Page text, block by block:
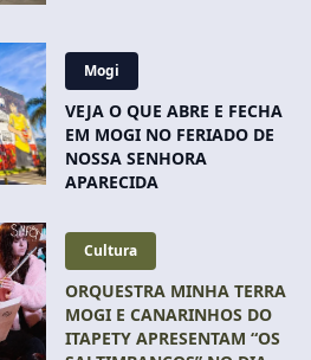
Mogi
VEJA O QUE ABRE E FECHA
EM MOGI NO FERIADO DE
NOSSA SENHORA
APARECIDA
Cultura
ORQUESTRA MINHA TERRA
MOGI E CANARINHOS DO
ITAPETY APRESENTAM “OS